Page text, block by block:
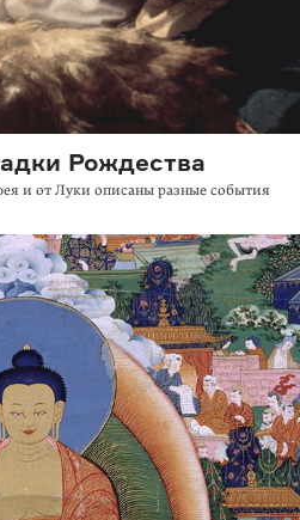
Рождества
и от Луки описаны разные события